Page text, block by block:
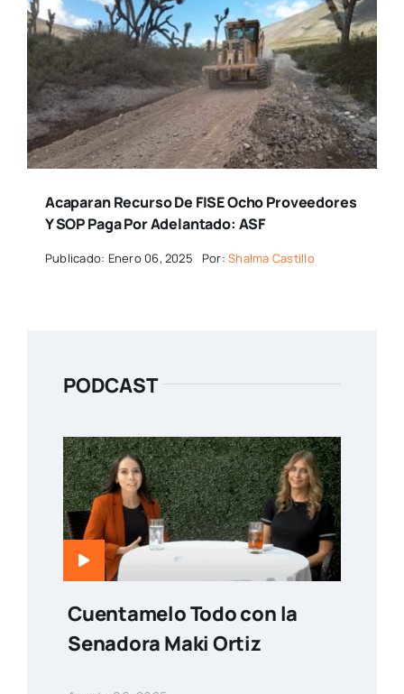
Acaparan Recurso De FISE Ocho Proveedores
Y SOP Paga Por Adelantado: ASF
Publicado: Enero 06, 2025 Por:Shalma Castillo
PODCAST
Cuentamelo Todo con la
Senadora Maki Ortiz